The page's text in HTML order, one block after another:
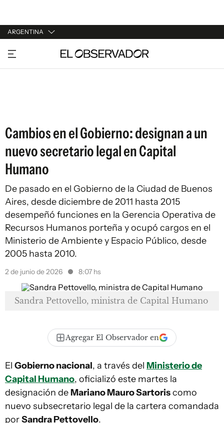
ARGENTINA
URUGUAY
ARGENTINA
Cambios en el Gobierno: designan a un
nuevo secretario legal en Capital
Humano
De pasado en el Gobierno de la Ciudad de Buenos
Aires, desde diciembre de 2011 hasta 2015
desempeñó funciones en la Gerencia Operativa de
Recursos Humanos porteña y ocupó cargos en el
Ministerio de Ambiente y Espacio Público, desde
2005 hasta 2010.
2 de junio de 2026 8:07 hs
Sandra Pettovello, ministra de Capital Humano
Agregar El Observador en
El Gobierno nacional, a través del Ministerio de
Capital Humano, oficializó este martes la
designación de Mariano Mauro Sartoriscomo
nuevo subsecretario legal de la cartera comandada
porSandra Pettovello.